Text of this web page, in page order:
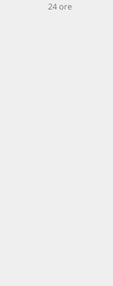
24 ore